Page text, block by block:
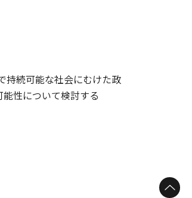
持続可能な社会にむけた政
性について検討する